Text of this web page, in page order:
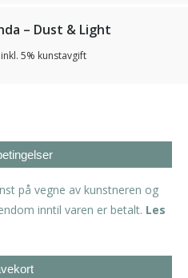
– Dust & Light
inkl. 5% kunstavgift
på vegne av kunstneren og
inntil varen er betalt. Les